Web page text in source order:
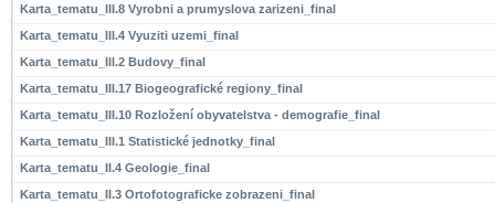
Karta_tematu_III.8 Vyrobni a prumyslova zarizeni_final
Karta_tematu_III.4 Vyuziti uzemi_final
Karta_tematu_III.2 Budovy_final
Karta_tematu_III.17 Biogeografické regiony_final
Karta_tematu_III.10 Rozložení obyvatelstva - demografie_final
Karta_tematu_III.1 Statistické jednotky_final
Karta_tematu_II.4 Geologie_final
Karta_tematu_II.3 Ortofotograficke zobrazeni_final